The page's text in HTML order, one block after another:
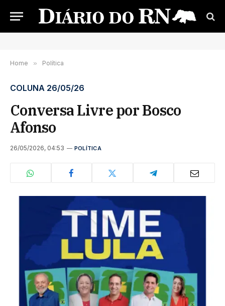
Home » Política
COLUNA 26/05/26
Conversa Livre por Bosco
Afonso
26/05/2026, 04:53 POLÍTICA